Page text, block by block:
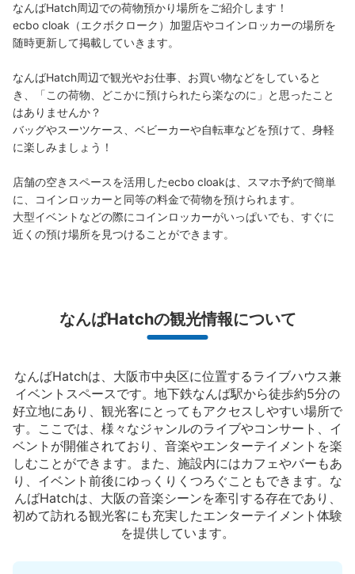
中 :4/ ¥600 小:8/ ¥400
支払い方法
現金
このコインロッカーの位置を見る
JR なんば駅北口改札外コインロッカー⑥
JR なんば駅駅から徒歩分
本日の営業時間
05:00
保管できる荷物数
大: 18 / ¥600中:18/ ¥400 小: 18/
¥300
支払い方法
現金
このコインロッカーの位置を見る
なんばHatch周辺での荷物預かり場所をご紹介します！
ecbo cloak（エクボクローク）加盟店やコインロッカーの場所を
随時更新して掲載していきます。
なんばHatch周辺で観光やお仕事、お買い物などをしていると
き、「この荷物、どこかに預けられたら楽なのに」と思ったこと
はありませんか？
バッグやスーツケース、ベビーカーや自転車などを預けて、身軽
に楽しみましょう！
店舗の空きスペースを活用したecbo cloakは、スマホ予約で簡単
に、コインロッカーと同等の料金で荷物を預けられます。
大型イベントなどの際にコインロッカーがいっぱいでも、すぐに
近くの預け場所を見つけることができます。
なんばHatchの観光情報について
なんばHatchは、大阪市中央区に位置するライブハウス兼
イベントスペースです。地下鉄なんば駅から徒歩約5分の
好立地にあり、観光客にとってもアクセスしやすい場所で
す。ここでは、様々なジャンルのライブやコンサート、イ
ベントが開催されており、音楽やエンターテイメントを楽
しむことができます。また、施設内にはカフェやバーもあ
り、イベント前後にゆっくりくつろぐこともできます。な
んばHatchは、大阪の音楽シーンを牽引する存在であり、
初めて訪れる観光客にも充実したエンターテイメント体験
を提供しています。